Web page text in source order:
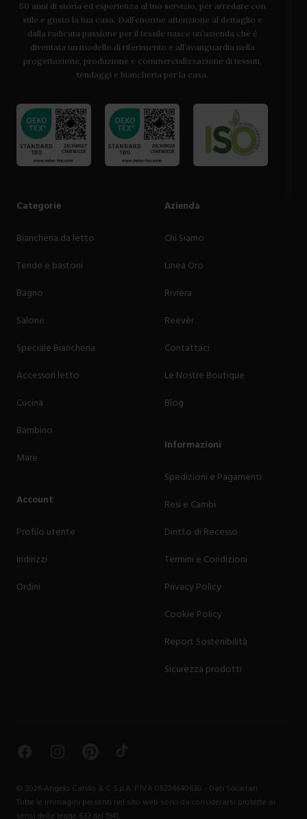
50 anni di storia ed esperienza al tuo servizio, per arredare con
stile e gusto la tua casa. Dall’enorme attenzione al dettaglio e
dalla radicata passione per il tessile nasce un’azienda che è
diventata un modello di riferimento e all’avanguardia nella
progettazione, produzione e commercializzazione di tessuti,
tendaggi e biancheria per la casa.
Categorie
Biancheria da letto
Tende e bastoni
Bagno
Salone
Speciale Biancheria
Accessori letto
Cucina
Bambino
Mare
Account
Profilo utente
Indirizzi
Ordini
Azienda
Chi Siamo
Linea Oro
Riviera
Reevèr
Contattaci
Le Nostre Boutique
Blog
Informazioni
Spedizioni e Pagamenti
Resi e Cambi
Diritto di Recesso
Termini e Condizioni
Privacy Policy
Cookie Policy
Report Sostenibilità
Sicurezza prodotti
FacebookInstagramPinterestTikTok
© 2026 Angelo Carillo & C S.p.A. P.IVA 05224640630 - Dati Societari
Tutte le immagini presenti nel sito web sono da considerarsi protette ai
sensi della legge 633 del 1941.